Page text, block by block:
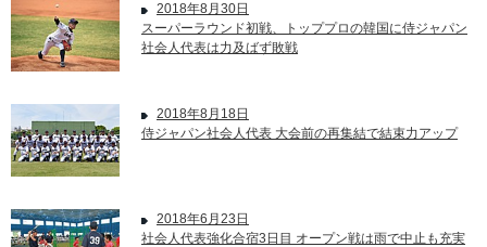
2018年8月30日
スーパーラウンド初戦、トッププロの韓国に侍ジャパン
社会人代表は力及ばず敗戦
2018年8月18日
侍ジャパン社会人代表 大会前の再集結で結束力アップ
2018年6月23日
社会人代表強化合宿3日目 オープン戦は雨で中止も充実